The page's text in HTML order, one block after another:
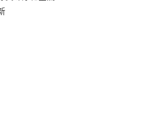
大用戶可立即使用無須另外申請。
期數、繳款截止日，確認付款後即完
請依後續交易確認頁面所載為準。
易或遇審核未通過，訂單將自動取
付款」的支付方式。 讓您購物簡單
不需儲值。
即可結帳。